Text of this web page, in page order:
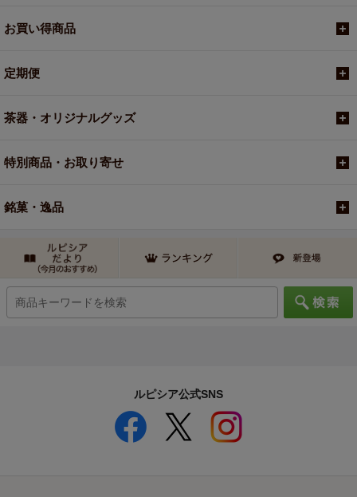
て、玉露や碾茶（てんちゃ・粉砕前の抹茶）の場合は最終
75%で7-10日間程度長期に渡って日光を遮って栽培する方
茶園よりはるかに入念に行われることが多い。
お買い得商品
定期便
茶器・オリジナルグッズ
特別商品・お取り寄せ
銘菓・逸品
ルピシア公式SNS